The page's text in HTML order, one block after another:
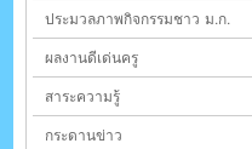
ประมวลภาพกิจกรรมชาว ม.ก.
ผลงานดีเด่นครู
สาระความรู้
กระดานข่าว